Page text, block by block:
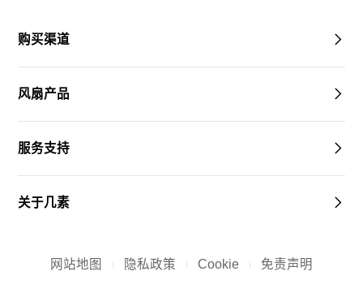
购买渠道
风扇产品
服务支持
关于几素
网站地图 隐私政策 Cookie 免责声明